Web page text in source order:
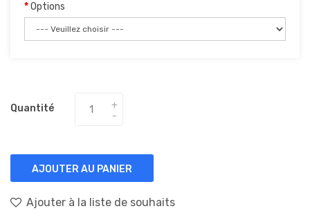
Options
Quantité
AJOUTER AU PANIER
Ajouter à la liste de souhaits